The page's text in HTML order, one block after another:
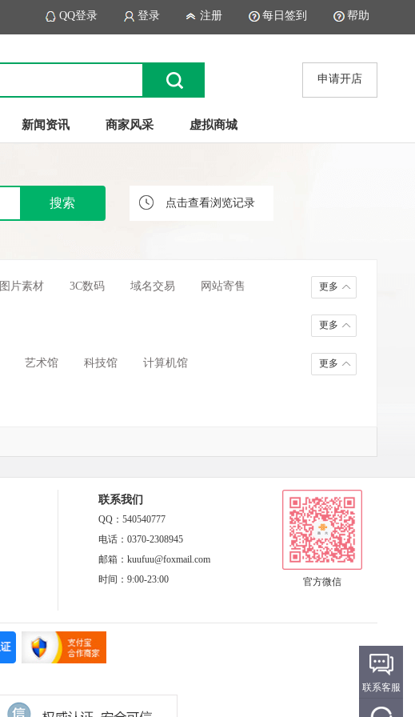
帮助
每日签到
注册
登录
QQ登录
申请开店
新闻资讯 商家风采
虚拟商城
点击查看浏览记录
图片素材 3C数码 域名交易 网站寄售 更多
更多
艺术馆 科技馆 计算机馆 更多
联系我们
QQ：540540777
电话：0370-2308945
邮箱：kuufuu@foxmail.com
时间：9:00-23:00
官方微信
联系客服